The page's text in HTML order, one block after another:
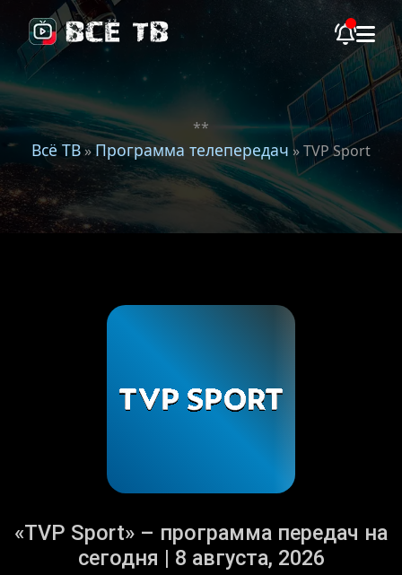
**
Всё ТВ»Программа телепередач » TVP Sport
«TVP Sport» – программа передач на
сегодня | 8 августа, 2026